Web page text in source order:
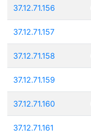
37.12.71.156
37.12.71.157
37.12.71.158
37.12.71.159
37.12.71.160
37.12.71.161